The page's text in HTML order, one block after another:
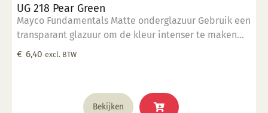
UG 218 Pear Green
Mayco Fundamentals Matte onderglazuur Gebruik een
transparant glazuur om de kleur intenser te maken
Geschikt voor gebruiksgoed mits er een transparant
€ 6,40 excl. BTW
Bekijken